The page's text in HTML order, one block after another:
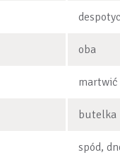
oba
martwić
butelka
spód,